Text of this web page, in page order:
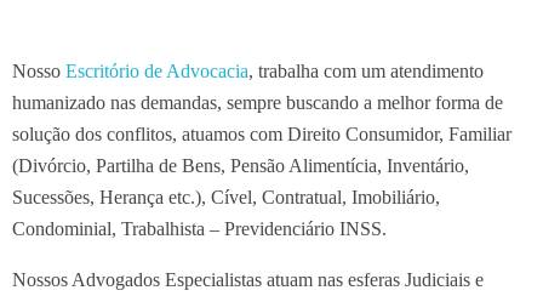
Nosso Escritório de Advocacia, trabalha com um atendimento
humanizado nas demandas, sempre buscando a melhor forma de
solução dos conflitos, atuamos com Direito Consumidor, Familiar
(Divórcio, Partilha de Bens, Pensão Alimentícia, Inventário,
Sucessões, Herança etc.), Cível, Contratual, Imobiliário,
Condominial, Trabalhista – Previdenciário INSS.
Nossos Advogados Especialistas atuam nas esferas Judiciais e